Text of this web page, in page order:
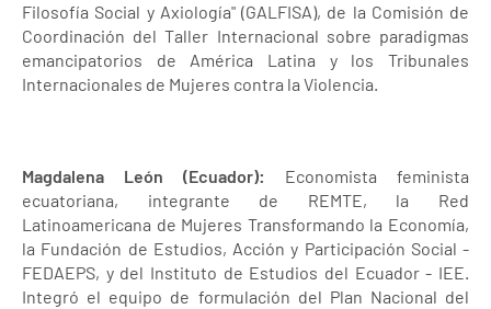
Filosofía Social y Axiología" (GALFISA), de la Comisión de
Coordinación del Taller Internacional sobre paradigmas
emancipatorios de América Latina y los Tribunales
Internacionales de Mujeres contra la Violencia.
Magdalena León (Ecuador): Economista feminista
ecuatoriana, integrante de REMTE, la Red
Latinoamericana de Mujeres Transformando la Economía,
la Fundación de Estudios, Acción y Participación Social -
FEDAEPS, y del Instituto de Estudios del Ecuador - IEE.
Integró el equipo de formulación del Plan Nacional del